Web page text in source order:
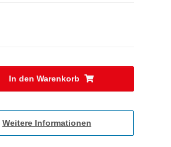
In den Warenkorb
Weitere Informationen